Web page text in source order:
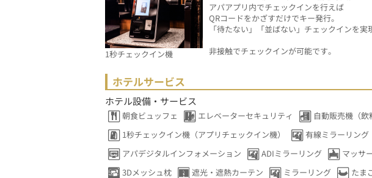
1秒チェックイン機
アパアプリ内でチェックインを行えば
QRコードをかざすだけでキー発行。
「待たない」「並ばない」チェックインを実
非接触でチェックインが可能です。
ホテルサービス
ホテル設備・サービス
朝食ビュッフェ エレベーターセキュリティ 自動販売機（飲
1秒チェックイン機（アプリチェックイン機）
有線ミラーリング
アパデジタルインフォメーション
ADIミラーリング マッサ
3Dメッシュ枕
遮光・遮熱カーテン ミラーリング たま